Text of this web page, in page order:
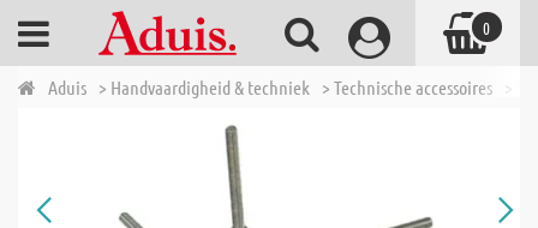
Aduis > Handvaardigheid & techniek > Technische accessoires >
0